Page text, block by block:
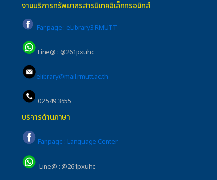
งานบริการทรัพยากรสารนิเทศอิเล็กทรอนิกส์
Fanpage : eLibrary3.RMUTT
Line@ : @261pxuhc
elibrary@mail.rmutt.ac.th
02 549 3655
บริการด้านภาษา
Fanpage : Language Center
Line@ : @261pxuhc